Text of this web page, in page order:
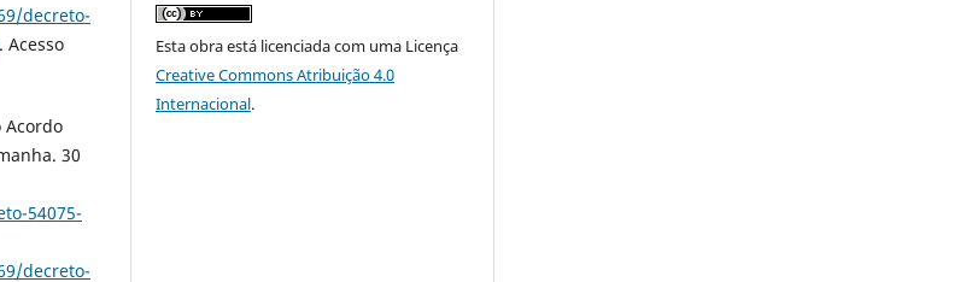
decreto-
. Acesso
Acordo
30
54075-
decreto-
Esta obra está licenciada com uma Licença
Creative Commons Atribuição 4.0
Internacional.